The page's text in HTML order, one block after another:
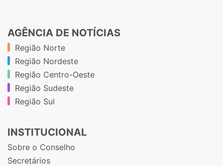
AGÊNCIA DE NOTÍCIAS
Região Norte
Região Nordeste
Região Centro-Oeste
Região Sudeste
Região Sul
INSTITUCIONAL
Sobre o Conselho
Secretários